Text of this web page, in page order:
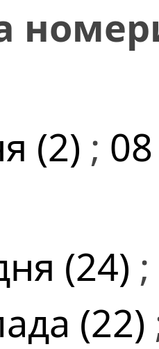
(2) ;
(24) ;
(22)